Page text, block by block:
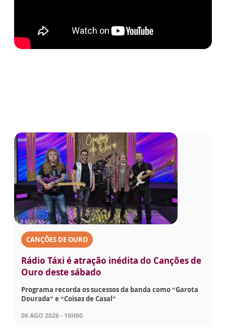
CANÇÕES DE OURO
Rádio Táxi é atração inédita do Canções de
Ouro deste sábado
Programa recorda os sucessos da banda como “Garota
Dourada” e “Coisas de Casal”
06 AGO 2026 - 10H00